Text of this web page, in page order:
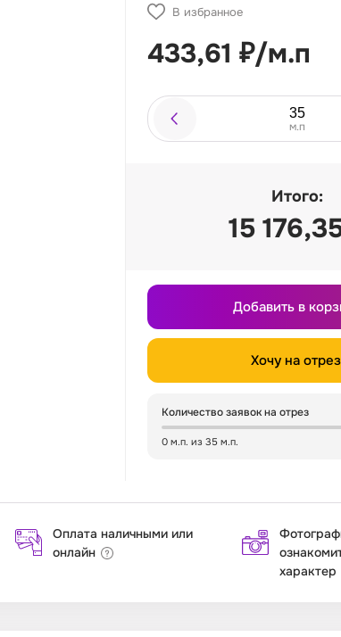
В избранное
433,61 ₽/м.п
м.п
Итого:
15
Добавить в
Хочу на
Количество заявок на отрез
0 м.п. из 35 м.п.
Оплата наличными или
онлайн
характер